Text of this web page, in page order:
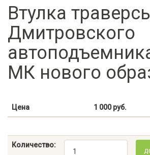
Втулка
Дмитровского
МК нового
Цена 1 000 руб.
Количество: